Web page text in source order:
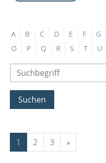
A B C D E F G
O
P Q R S T U
Suchen
1 2 3 »